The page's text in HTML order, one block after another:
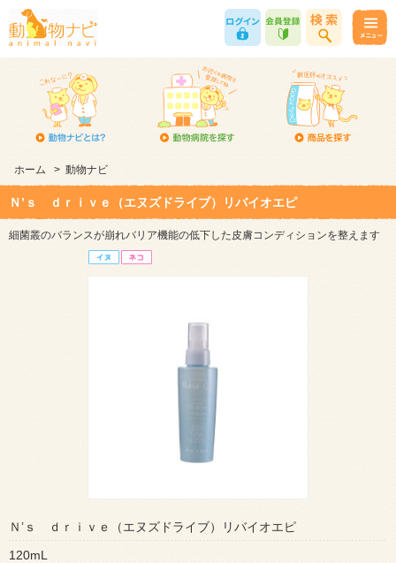
ホーム > 動物ナビ
Ｎ’ｓ ｄｒｉｖｅ（エヌズドライブ）リバイオエピ
細菌叢のバランスが崩れバリア機能の低下した皮膚コンディションを整えます
Ｎ’ｓ ｄｒｉｖｅ（エヌズドライブ）リバイオエピ
120mL